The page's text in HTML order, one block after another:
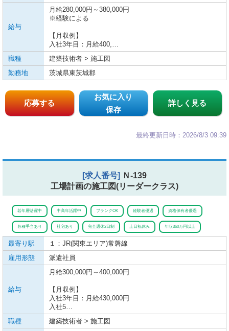
給与
月給280,000円～380,000円
※経験による
【月収例】
入社3年目：月給400,…
職種
建築技術者 > 施工図
勤務地
茨城県東茨城郡
応募する
お気に入り
保存
詳しく見る
最終更新日時：2026/8/3 09:39
[求人番号] Ｎ-139
工場計画の施工図(リーダークラス)
若年層活躍中 中高年活躍中 ブランクOK 経験者優遇 資格保有者優遇
各種手当あり 社宅あり 完全週休2日制 土日祝休み 年収360万円以上
最寄り駅 １：JR(関東エリア)常磐線
雇用形態
派遣社員
給与
月給300,000円～400,000円
【月収例】
入社3年目：月給430,000円
入社5…
職種
建築技術者 > 施工図